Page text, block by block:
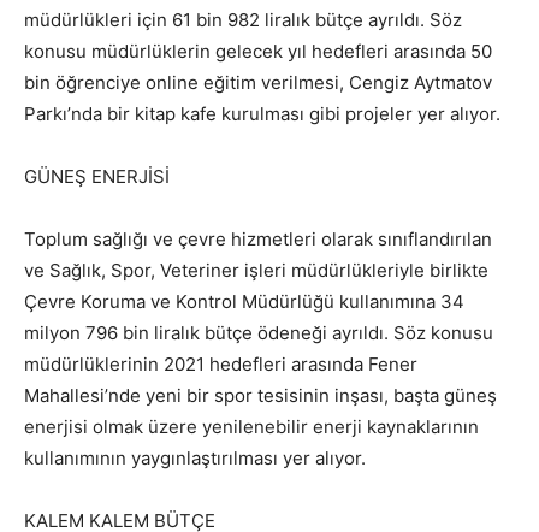
müdürlükleri için 61 bin 982 liralık bütçe ayrıldı. Söz
konusu müdürlüklerin gelecek yıl hedefleri arasında 50
bin öğrenciye online eğitim verilmesi, Cengiz Aytmatov
Parkı’nda bir kitap kafe kurulması gibi projeler yer alıyor.
GÜNEŞ ENERJİSİ
Toplum sağlığı ve çevre hizmetleri olarak sınıflandırılan
ve Sağlık, Spor, Veteriner işleri müdürlükleriyle birlikte
Çevre Koruma ve Kontrol Müdürlüğü kullanımına 34
milyon 796 bin liralık bütçe ödeneği ayrıldı. Söz konusu
müdürlüklerinin 2021 hedefleri arasında Fener
Mahallesi’nde yeni bir spor tesisinin inşası, başta güneş
enerjisi olmak üzere yenilenebilir enerji kaynaklarının
kullanımının yaygınlaştırılması yer alıyor.
KALEM KALEM BÜTÇE